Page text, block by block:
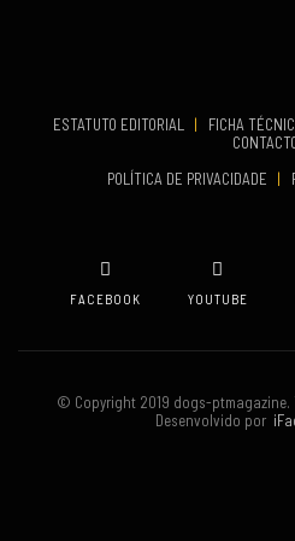
ESTATUTO EDITORIAL | FICHA
POLÍTICA DE PRIVACIDADE
|
FACEBOOK YOUTUBE
© Copyright 2019 dogs-ptmagazine.
Desenvolvido por